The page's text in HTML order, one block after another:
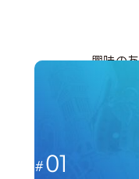
興味の
01